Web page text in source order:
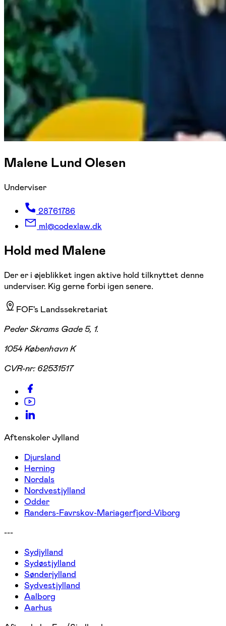
Malene Lund Olesen
Underviser
28761786
ml@codexlaw.dk
Hold med Malene
Der er i øjeblikket ingen aktive hold tilknyttet denne
underviser. Kig gerne forbi igen senere.
FOF's Landssekretariat
Peder Skrams Gade 5, 1.
1054 København K
CVR-nr: 62531517
Aftenskoler Jylland
Djursland
Herning
Nordals
Nordvestjylland
Odder
Randers-Favrskov-Mariagerfjord-Viborg
---
Sydjylland
Sydøstjylland
Sønderjylland
Sydvestjylland
Aalborg
Aarhus